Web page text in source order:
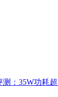
：35W功耗